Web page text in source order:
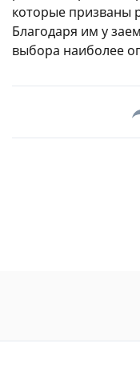
которые призваны
Благодаря им у
выбора наиболее